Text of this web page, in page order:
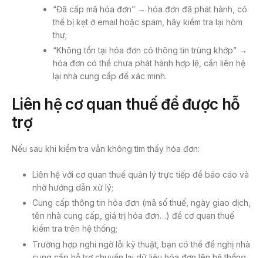
“Đã cấp mã hóa đơn” → hóa đơn đã phát hành, có
thể bị kẹt ở email hoặc spam, hãy kiểm tra lại hòm
thư;
“Không tồn tại hóa đơn có thông tin trùng khớp” →
hóa đơn có thể chưa phát hành hợp lệ, cần liên hệ
lại nhà cung cấp để xác minh.
Liên hệ cơ quan thuế để được hỗ
trợ
Nếu sau khi kiểm tra vẫn không tìm thấy hóa đơn:
Liên hệ với cơ quan thuế quản lý trực tiếp để báo cáo và
nhờ hướng dẫn xử lý;
Cung cấp thông tin hóa đơn (mã số thuế, ngày giao dịch,
tên nhà cung cấp, giá trị hóa đơn…) để cơ quan thuế
kiểm tra trên hệ thống;
Trường hợp nghi ngờ lỗi kỹ thuật, bạn có thể đề nghị nhà